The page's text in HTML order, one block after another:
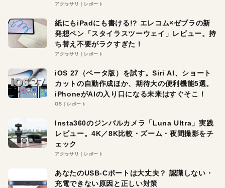
アクセサリ レポート
紙にもiPadにも書ける!? エレコム×ゼブラの新
発想ペン「スタイラスツーウェイ」レビュー。持
ち替え不要がラクすぎた！
アクセサリ レポート
iOS 27（ベータ版）を試す。Siri AI、ショート
カットの自動作成ほか、期待大の便利機能5選。
iPhoneがAIの入り口になる未来はすぐそこ！
OS レポート
Insta360のジンバルカメラ「Luna Ultra」実践
レビュー。4K／8K比較・ズーム・夜間撮影をチ
ェック
アクセサリ レポート
あなたのUSB-Cポートは大丈夫？ 認識しない・
充電できない原因と正しい対策